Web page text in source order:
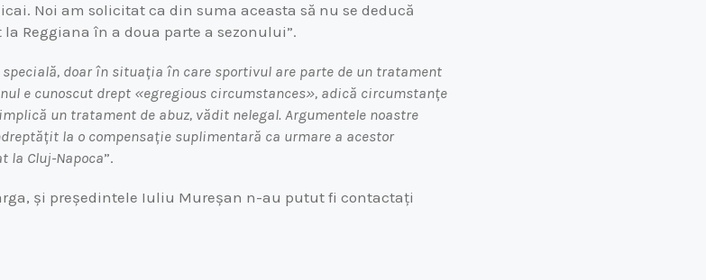
Noi am solicitat ca din suma aceasta să nu se deducă
Reggiana în a doua parte a sezonului”.
doar în situația în care sportivul are parte de un tratament
e cunoscut drept «egregious circumstances», adică circumstanțe
un tratament de abuz, vădit nelegal. Argumentele noastre
la o compensație suplimentară ca urmare a acestor
la Cluj-Napoca”.
și președintele Iuliu Mureșan n-au putut fi contactați